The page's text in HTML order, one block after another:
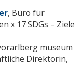
, Büro für
x 17 SDGs – Ziele
museum
Direktorin,